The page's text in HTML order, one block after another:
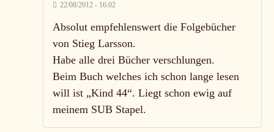
22/08/2012 - 16:02
Absolut empfehlenswert die Folgebücher
von Stieg Larsson.
Habe alle drei Bücher verschlungen.
Beim Buch welches ich schon lange lesen
will ist „Kind 44“. Liegt schon ewig auf
meinem SUB Stapel.